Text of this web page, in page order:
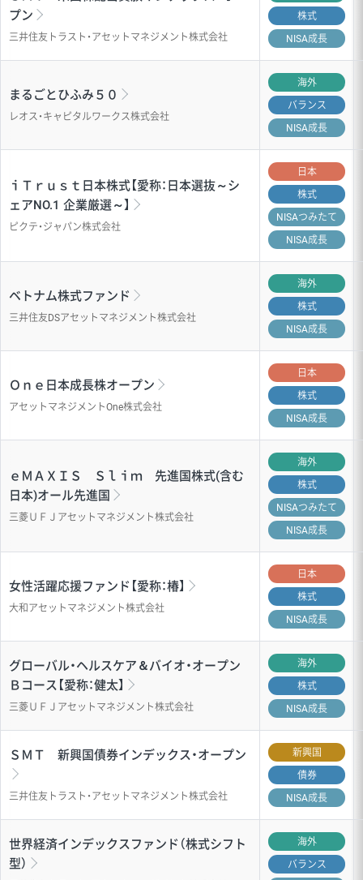
プン
三井住友トラスト・アセットマネジメント株式会社
株式
NISA成長
まるごとひふみ５０
レオス・キャピタルワークス株式会社
海外
バランス
NISA成長
ｉＴｒｕｓｔ日本株式【愛称：日本選抜～シ
ェアNO.1 企業厳選～】
ピクテ・ジャパン株式会社
日本
株式
NISAつみたて
NISA成長
ベトナム株式ファンド
三井住友DSアセットマネジメント株式会社
海外
株式
NISA成長
Ｏｎｅ日本成長株オープン
アセットマネジメントOne株式会社
日本
株式
NISA成長
ｅＭＡＸＩＳ Ｓｌｉｍ 先進国株式(含む
日本)オール先進国
三菱ＵＦＪアセットマネジメント株式会社
海外
株式
NISAつみたて
NISA成長
女性活躍応援ファンド【愛称：椿】
大和アセットマネジメント株式会社
日本
株式
NISA成長
グローバル・ヘルスケア＆バイオ・オープン
Ｂコース【愛称：健太】
三菱ＵＦＪアセットマネジメント株式会社
海外
株式
NISA成長
ＳＭＴ 新興国債券インデックス・オープン
三井住友トラスト・アセットマネジメント株式会社
新興国
債券
NISA成長
世界経済インデックスファンド（株式シフト
型）
海外
バランス